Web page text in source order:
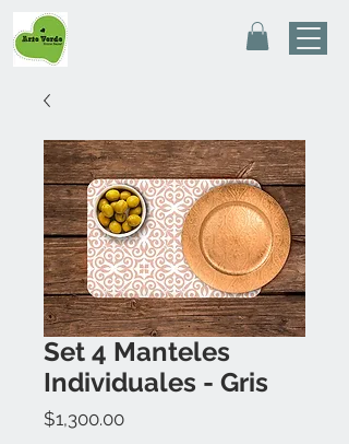
Set 4 Manteles
Individuales - Gris
$1,300.00Precio